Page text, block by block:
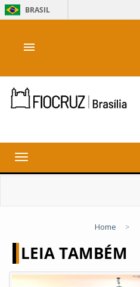
BRASIL
menu
Toggle
navigation
Home >
LEIA TAMBÉM